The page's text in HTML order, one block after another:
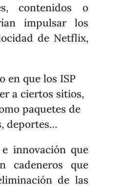
contenidos o
impulsar los
de Netflix,
en que los ISP
a ciertos sitios,
paquetes de
deportes…
innovación que
cadeneros que
de las